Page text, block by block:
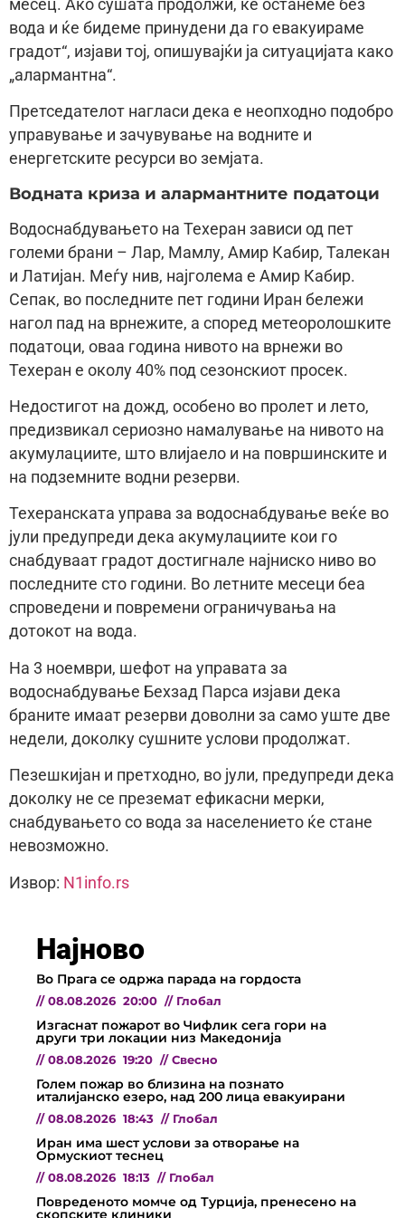
месец. Ако сушата продолжи, ќе останеме без
вода и ќе бидеме принудени да го евакуираме
градот“, изјави тој, опишувајќи ја ситуацијата како
„алармантна“.
Претседателот нагласи дека е неопходно подобро
управување и зачувување на водните и
енергетските ресурси во земјата.
Водната криза и алармантните податоци
Водоснабдувањето на Техеран зависи од пет
големи брани – Лар, Мамлу, Амир Кабир, Талекан
и Латијан. Меѓу нив, најголема е Амир Кабир.
Сепак, во последните пет години Иран бележи
нагол пад на врнежите, а според метеоролошките
податоци, оваа година нивото на врнежи во
Техеран е околу 40% под сезонскиот просек.
Недостигот на дожд, особено во пролет и лето,
предизвикал сериозно намалување на нивото на
акумулациите, што влијаело и на површинските и
на подземните водни резерви.
Техеранската управа за водоснабдување веќе во
јули предупреди дека акумулациите кои го
снабдуваат градот достигнале најниско ниво во
последните сто години. Во летните месеци беа
спроведени и повремени ограничувања на
дотокот на вода.
На 3 ноември, шефот на управата за
водоснабдување Бехзад Парса изјави дека
браните имаат резерви доволни за само уште две
недели, доколку сушните услови продолжат.
Пезешкијан и претходно, во јули, предупреди дека
доколку не се преземат ефикасни мерки,
снабдувањето со вода за населението ќе стане
невозможно.
Извор: N1info.rs
Најново
Во Прага се одржа парада на гордоста
// 08.08.2026 20:00 // Глобал
Изгаснат пожарот во Чифлик сега гори на
други три локации низ Македонија
// 08.08.2026 19:20 // Свесно
Голем пожар во близина на познато
италијанско езеро, над 200 лица евакуирани
// 08.08.2026 18:43 // Глобал
Иран има шест услови за отворање на
Ормускиот теснец
// 08.08.2026 18:13 // Глобал
Повреденото момче од Турција, пренесено на
скопските клиники